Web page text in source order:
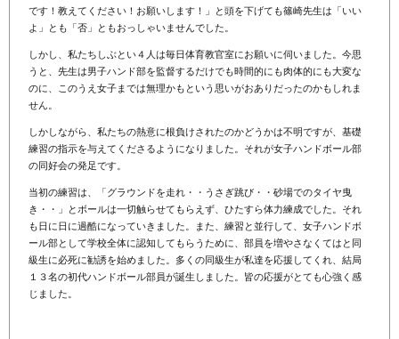
です！教えてください！お願いします！」と頭を下げても篠崎先生は「いい
よ」とも「否」ともおっしゃいませんでした。
しかし、私たちしぶとい４人は毎日体育教官室にお願いに伺いました。今思
うと、先生は男子ハンド部を監督するだけでも時間的にも肉体的にも大変な
のに、このうえ女子までは無理かもという思いがおありだったのかもしれま
せん。
しかしながら、私たちの熱意に根負けされたのかどうかは不明ですが、基礎
練習の指示を与えてくださるようになりました。それが女子ハンドボール部
の同好会の発足です。
当初の練習は、「グラウンドを走れ・・うさぎ跳び・・砂場でのタイヤ曳
き・・」とボールは一切触らせてもらえず、ひたすら体力練成でした。それ
も日に日に過酷になっていきました。また、練習と並行して、女子ハンドボ
ール部として学校全体に認知してもらうために、部員を増やさなくてはと同
級生に必死に勧誘を始めました。多くの同級生が私達を応援してくれ、結局
１３名の初代ハンドボール部員が誕生しました。皆の応援がとても心強く感
じました。